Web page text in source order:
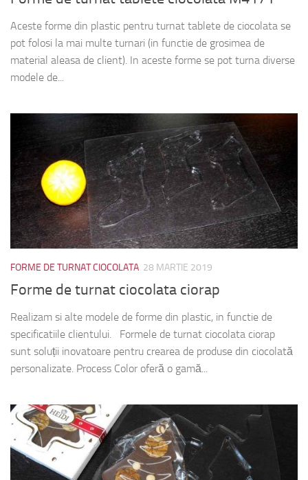
Aceste forme din plastic pentru turnat tablete de ciocolata se
pot folosi la mai multe turnari (in functie de grosimea de
material aleasa de client). In aceste forme se pot turna diverse
modele de...
FORME DE TURNAT CIOCOLATA 28 MARTIE 2019
Forme de turnat ciocolata ciorap
Realizam si alte modele de forme din plastic, in functie de
specificatiile clientului. Formele de turnat ciocolata ciorap
sunt soluții inovatoare pentru crearea de produse din ciocolată
personalizate. Process Color oferă o gamă...